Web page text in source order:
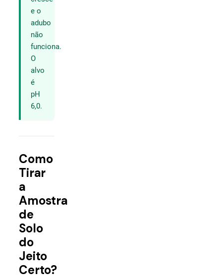
e o
adubo
não
funciona.
O
alvo
é
pH
6,0.
Como
Tirar
a
Amostra
de
Solo
do
Jeito
Certo?